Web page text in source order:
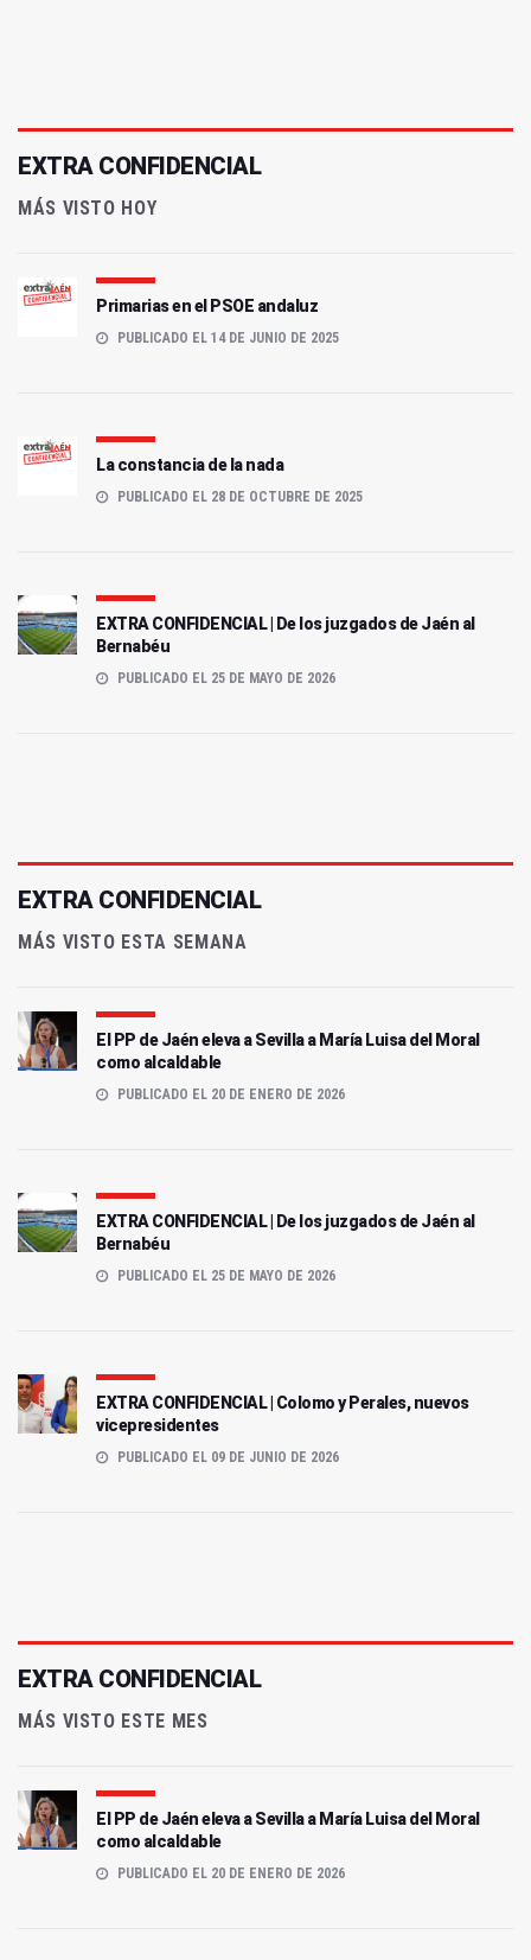
EXTRA CONFIDENCIAL
MÁS VISTO HOY
Primarias en el PSOE andaluz
PUBLICADO EL 14 DE JUNIO DE 2025
La constancia de la nada
PUBLICADO EL 28 DE OCTUBRE DE 2025
EXTRA CONFIDENCIAL | De los juzgados de Jaén al
Bernabéu
PUBLICADO EL 25 DE MAYO DE 2026
EXTRA CONFIDENCIAL
MÁS VISTO ESTA SEMANA
El PP de Jaén eleva a Sevilla a María Luisa del Moral
como alcaldable
PUBLICADO EL 20 DE ENERO DE 2026
EXTRA CONFIDENCIAL | De los juzgados de Jaén al
Bernabéu
PUBLICADO EL 25 DE MAYO DE 2026
EXTRA CONFIDENCIAL | Colomo y Perales, nuevos
vicepresidentes
PUBLICADO EL 09 DE JUNIO DE 2026
EXTRA CONFIDENCIAL
MÁS VISTO ESTE MES
El PP de Jaén eleva a Sevilla a María Luisa del Moral
como alcaldable
PUBLICADO EL 20 DE ENERO DE 2026